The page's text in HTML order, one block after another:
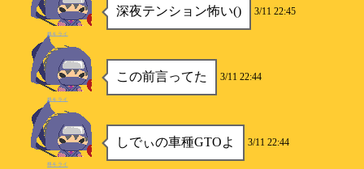
深夜テンション怖い() 3/11 22:45
柊キライ
この前言ってた 3/11 22:44
柊キライ
しでぃの車種GTOよ 3/11 22:44
柊キライ